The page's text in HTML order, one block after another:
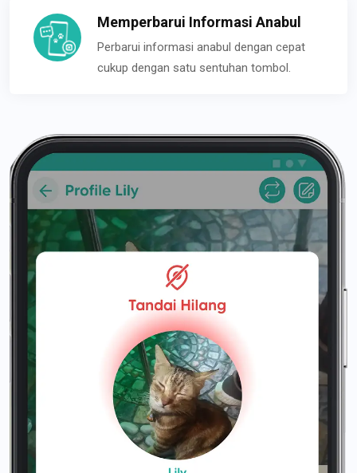
Memperbarui Informasi Anabul
Perbarui informasi anabul dengan cepat
cukup dengan satu sentuhan tombol.